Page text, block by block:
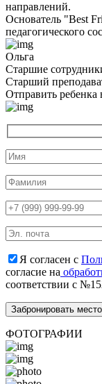
направлений.
Основатель "Best
педагогического
Ольга
Старшие
Cтарший
Отправить ребенка
Я согласен с
согласие на
соответствии с
ФОТОГРАФИИ